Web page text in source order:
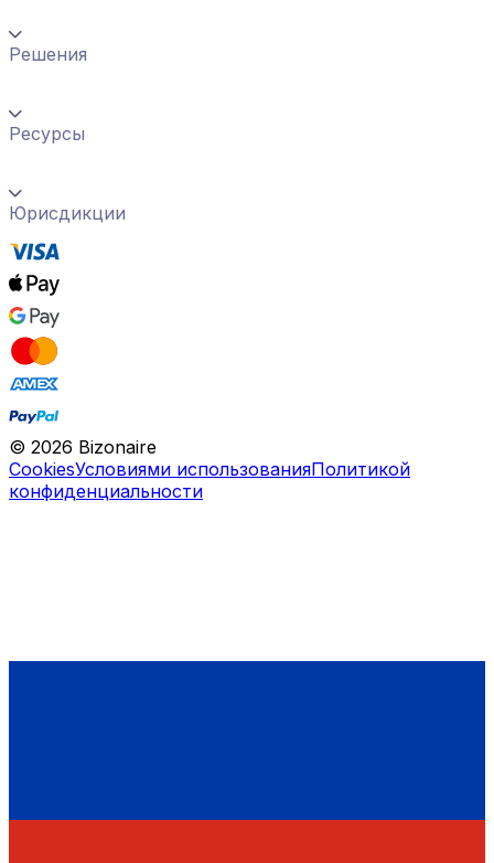
Решения
Ресурсы
Юрисдикции
© 2026 Bizonaire
CookiesУсловиями использованияПолитикой
конфиденциальности